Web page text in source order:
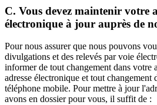
C. Vous devez maintenir votre
électronique à jour auprès de
Pour nous assurer que nous pouvons
divulgations et des relevés par voie
informer de tout changement dans votre
adresse électronique et tout changement
téléphone mobile. Pour mettre à jour
avons en dossier pour vous, il suffit de :